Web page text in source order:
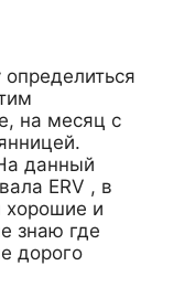
на месяц с
данный
ERV , в
хорошие и
знаю где
дорого